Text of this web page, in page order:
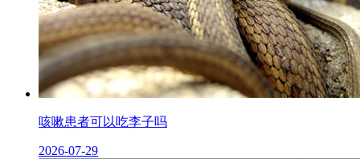
咳嗽患者可以吃李子吗
2026-07-29